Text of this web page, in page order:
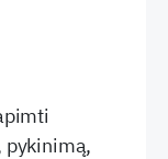
pykinimą,